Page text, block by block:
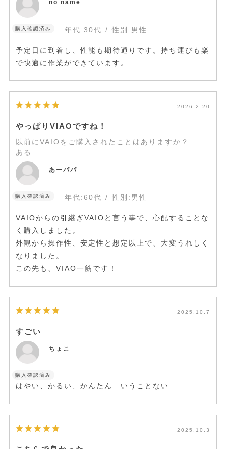
no name
購入確認済み 年代:30代 性別: 男性
予定日に到着し、性能も期待通りです。持ち運びも楽
で快適に作業ができています。
2026.2.20
やっぱりVIAOですね！
以前にVAIOをご購入されたことはありますか？ :
ある
あーパパ
購入確認済み 年代:60代 性別: 男性
VAIOからの引継ぎVAIOと言う事で、心配することな
く購入しました。
外観から操作性、安定性と想定以上で、大変うれしく
なりました。
この先も、VIAO一筋です！
2025.10.7
すごい
ちょこ
購入確認済み
はやい、かるい、かんたん いうことない
2025.10.3